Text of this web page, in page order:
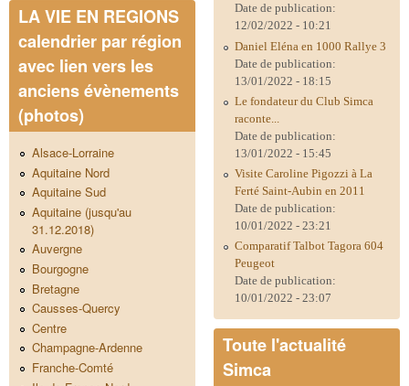
LA VIE EN REGIONS
calendrier par région
avec lien vers les
anciens évènements
(photos)
Alsace-Lorraine
Aquitaine Nord
Aquitaine Sud
Aquitaine (jusqu'au
31.12.2018)
Auvergne
Bourgogne
Bretagne
Causses-Quercy
Centre
Champagne-Ardenne
Franche-Comté
Date de publication:
12/02/2022 - 10:21
Daniel Eléna en 1000 Rallye 3
Date de publication:
13/01/2022 - 18:15
Le fondateur du Club Simca
raconte...
Date de publication:
13/01/2022 - 15:45
Visite Caroline Pigozzi à La
Ferté Saint-Aubin en 2011
Date de publication:
10/01/2022 - 23:21
Comparatif Talbot Tagora 604
Peugeot
Date de publication:
10/01/2022 - 23:07
Toute l'actualité
Simca